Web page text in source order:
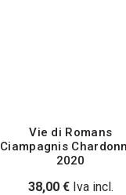
Vie di Romans
Ciampagnis
2020
38,00 € Iva incl.